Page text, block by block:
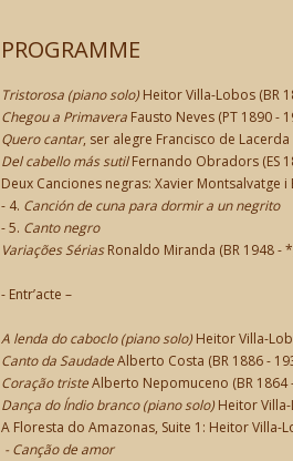
PROGRAMME
Tristorosa (piano solo)Heitor Villa-Lobos (BR
Chegou a Primavera Fausto Neves (PT 1890 -
Quero cantar, ser alegre Francisco de Lacerda
Del cabello más sutilFernando Obradors (ES
Deux Canciones negras: Xavier Montsalvatge i
- 4. Canción de cuna para dormir a un negrito
- 5. Canto negro
Variações SériasRonaldo Miranda (BR 1948 -
- Entr’acte –
A lenda do caboclo (piano solo)Heitor Villa-
Canto da SaudadeAlberto Costa (BR 1886 -
Coração tristeAlberto Nepomuceno (BR 1864
Dança do Índio branco (piano solo)Heitor Villa-
A Floresta do Amazonas, Suite 1: Heitor Villa-
- Canção de amor